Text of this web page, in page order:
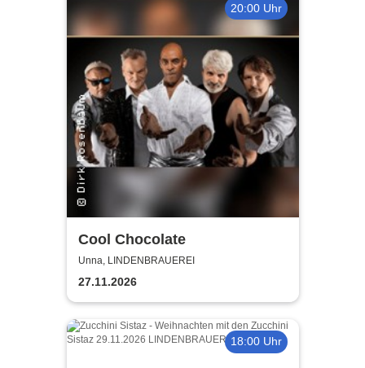
20:00 Uhr
Cool Chocolate
Unna, LINDENBRAUEREI
27.11.2026
18:00 Uhr